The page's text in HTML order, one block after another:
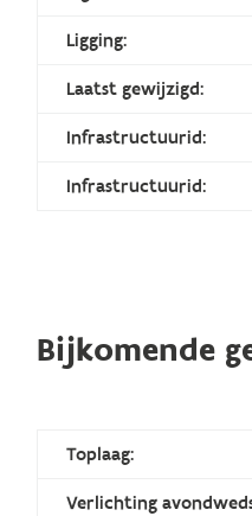
Ligging:
Laatst gewijzigd:
Infrastructuurid:
Infrastructuurid:
Bijkomende
Toplaag:
Verlichting